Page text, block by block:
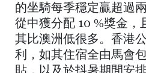
的坐騎每季穩定贏超過
從中獲分配 10 %獎金，
其比澳洲低很多。香港
利，如其住宿全由馬會